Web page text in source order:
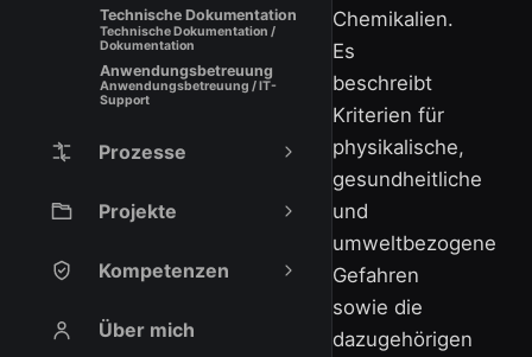
Technische Dokumentation
Technische Dokumentation /
Dokumentation
Anwendungsbetreuung
Anwendungsbetreuung / IT-
Support
Prozesse
Projekte
Kompetenzen
Über mich
Chemikalien.
Es
beschreibt
Kriterien für
physikalische,
gesundheitliche
und
umweltbezogene
Gefahren
sowie die
dazugehörigen